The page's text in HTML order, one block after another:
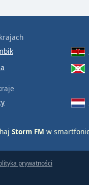
Storm FM w
prywatności